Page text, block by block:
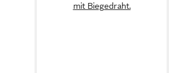
mit Biegedraht.